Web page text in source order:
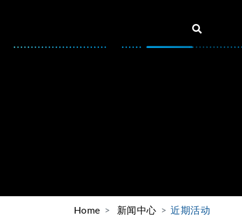
Home 新闻中心 近期活动